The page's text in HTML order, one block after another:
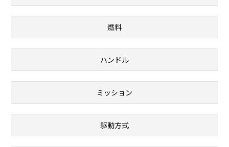
燃料
ハンドル
ミッション
駆動方式